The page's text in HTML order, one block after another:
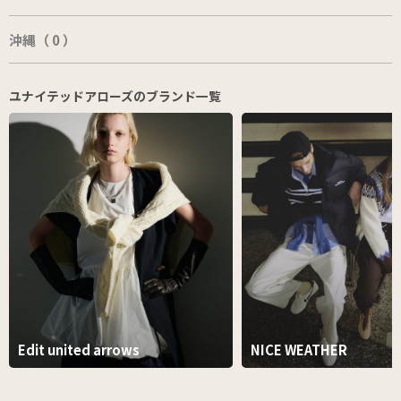
沖縄（ 0 ）
ユナイテッドアローズのブランド一覧
Edit united arrows NICE WEATHER